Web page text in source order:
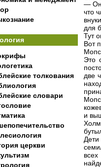
толкования
словари
церкви
— Он
что
для
Тут
Вот
Это
две
и